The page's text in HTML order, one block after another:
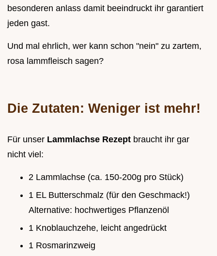
besonderen anlass damit beeindruckt ihr garantiert
jeden gast.
Und mal ehrlich, wer kann schon "nein" zu zartem,
rosa lammfleisch sagen?
Die Zutaten: Weniger ist mehr!
Für unser Lammlachse Rezept braucht ihr gar
nicht viel:
2 Lammlachse (ca. 150-200g pro Stück)
1 EL Butterschmalz (für den Geschmack!)
Alternative: hochwertiges Pflanzenöl
1 Knoblauchzehe, leicht angedrückt
1 Rosmarinzweig